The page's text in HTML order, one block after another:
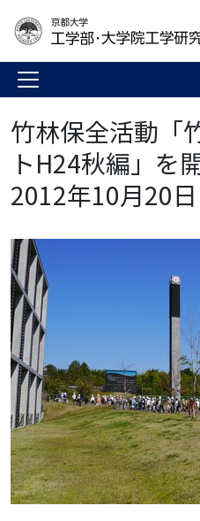
竹林保全活動「
トH24秋編」を
2012年10月20日